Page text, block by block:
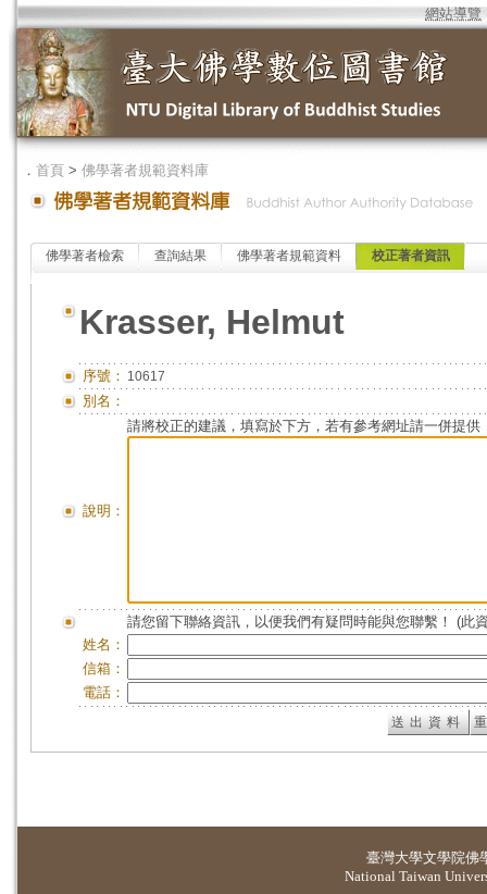
網站導覽
． 首頁 > 佛學著者規範資料庫
佛學著者檢索 查詢結果 佛學著者規範資料 校正著者資訊
Krasser, Helmut
序號： 10617
別名：
說明：
請將校正的建議，填寫於下方，若有參考網址請一併提供
請您留下聯絡資訊，以便我們有疑問時能與您聯繫！ (此
姓名：
信箱：
電話：
臺灣大學文學院佛
National Taiwan